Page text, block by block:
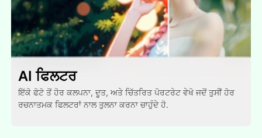
AI ਫਿਲਟਰ
ਇੱਕੋ ਫੋਟੋ ਤੋਂ ਹੋਰ ਕਲਪਨਾ, ਦੂਤ, ਅਤੇ ਚਿੱਤਰਿਤ ਪੋਰਟਰੇਟ ਵੇਖੋ ਜਦੋਂ ਤੁਸੀਂ ਹੋਰ
ਰਚਨਾਤਮਕ ਫਿਲਟਰਾਂ ਨਾਲ ਤੁਲਨਾ ਕਰਨਾ ਚਾਹੁੰਦੇ ਹੋ.